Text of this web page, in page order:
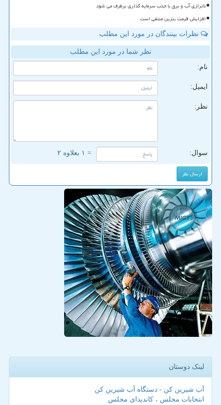
ناترازی آب و برق با جذب سرمایه گذاری برطرف می شود
افزایش قیمت بنزین منتفی است
نظرات بینندگان در مورد این مطلب
نظر شما در مورد این مطلب
نام:
ایمیل:
نظر:
سوال: = ۱ بعلاوه ۲
لینک دوستان
آب شیرین کن - دستگاه آب شیرین کن
انتخابات مجلس ، کاندیدای مجلس